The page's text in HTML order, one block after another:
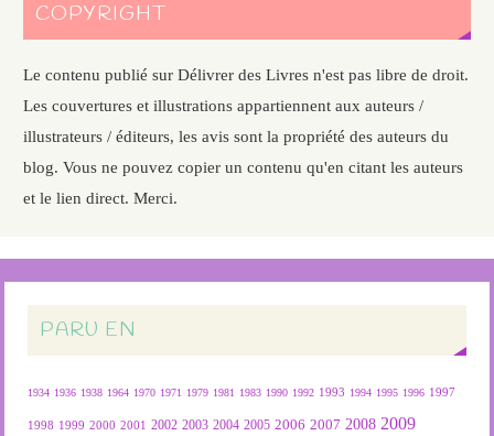
COPYRIGHT
Le contenu publié sur Délivrer des Livres n'est pas libre de droit.
Les couvertures et illustrations appartiennent aux auteurs /
illustrateurs / éditeurs, les avis sont la propriété des auteurs du
blog. Vous ne pouvez copier un contenu qu'en citant les auteurs
et le lien direct. Merci.
PARU EN
1934 1936 1938 1964 1970 1971 1979 1981 1983 1990 1992 1993 1994 1995 1996 1997
1998 1999 2000 2001 2002 2003 2004 2005 2006 2007 2008 2009